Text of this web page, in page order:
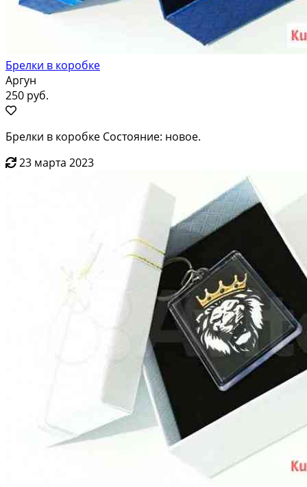
Брелки в коробке
Аргун
250 руб.
Брелки в коробке Состояние: новое.
23 марта 2023